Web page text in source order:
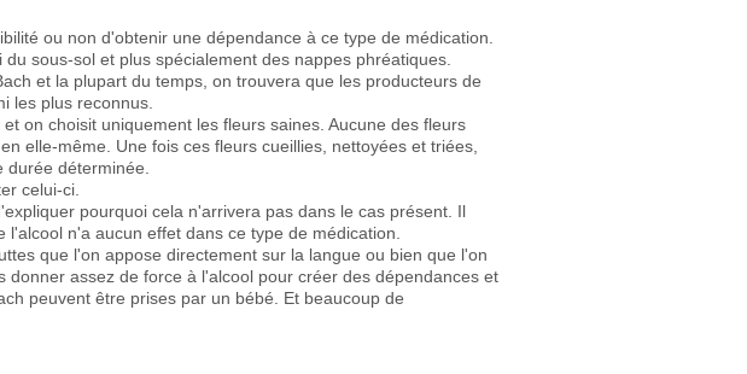
ou non d'obtenir une dépendance à ce type de médication.
sous-sol et plus spécialement des nappes phréatiques.
et la plupart du temps, on trouvera que les producteurs de
les plus reconnus.
on choisit uniquement les fleurs saines. Aucune des fleurs
elle-même. Une fois ces fleurs cueillies, nettoyées et triées,
déterminée.
celui-ci.
pourquoi cela n'arrivera pas dans le cas présent. Il
n'a aucun effet dans ce type de médication.
que l'on appose directement sur la langue ou bien que l'on
assez de force à l'alcool pour créer des dépendances et
peuvent être prises par un bébé. Et beaucoup de